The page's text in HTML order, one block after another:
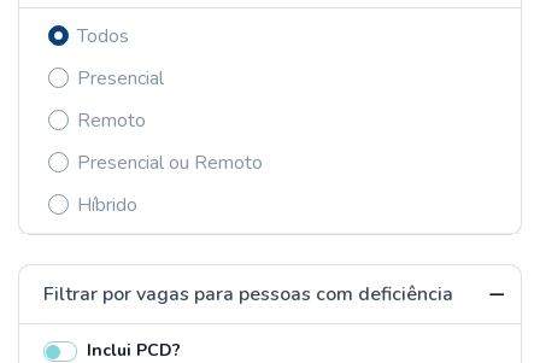
Todos
Presencial
Remoto
Presencial ou Remoto
Híbrido
Filtrar por vagas para pessoas com deficiência
Inclui PCD?